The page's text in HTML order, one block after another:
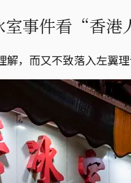
室事件看“香
，而又不致落入左翼